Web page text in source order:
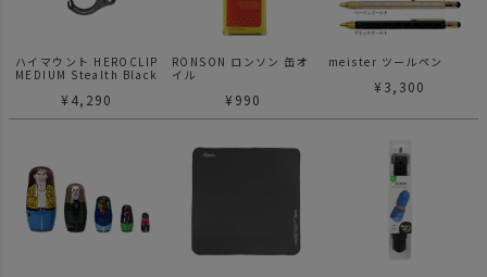
ハイマウント HEROCLIP
MEDIUM Stealth Black
¥ 4,290
RONSON ロンソン 缶オ
イル
¥ 990
meister ツールペン
¥ 3,300